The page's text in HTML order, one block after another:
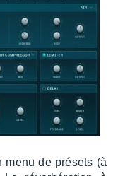
menu de présets (à